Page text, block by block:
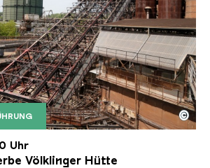
der Völklinger Hütte mit
Völklinger Hütte | Karl
©
Uhr
Völklinger Hütte